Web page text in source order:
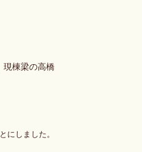
現棟梁の高橋
にしました。